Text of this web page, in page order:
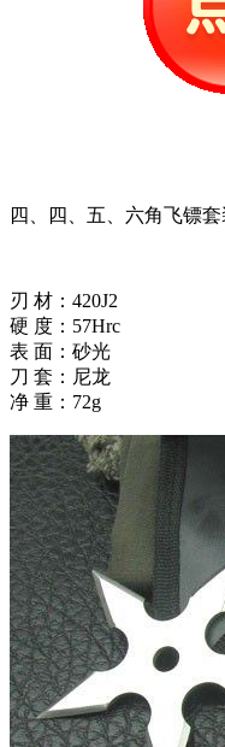
四、四、五、六角飞镖
刃 材：420J2
硬 度：57Hrc
表 面：砂光
刀 套：尼龙
净 重：72g